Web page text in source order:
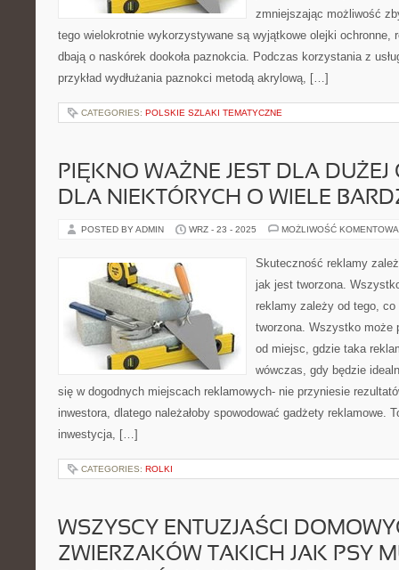
zmniejszając możliwość
tego wielokrotnie wykorzystywane są wyjątkowe olejki ochronne,
dbają o naskórek dookoła paznokcia. Podczas korzystania z
przykład wydłużania paznokci metodą akrylową, […]
CATEGORIES: POLSKIE SZLAKI TEMATYCZNE
PIĘKNO WAŻNE JEST DLA DUŻEJ
DLA NIEKTÓRYCH O WIELE
POSTED BY ADMIN WRZ - 23 - 2025 MOŻLIWOŚĆ
Skuteczność reklamy
jak jest tworzona.
reklamy zależy od tego,
tworzona. Wszystko może
od miejsc, gdzie taka
wówczas, gdy będzie
się w dogodnych miejscach reklamowych- nie przyniesie
inwestora, dlatego należałoby spowodować gadżety reklamowe.
inwestycja, […]
CATEGORIES: ROLKI
WSZYSCY ENTUZJAŚCI
ZWIERZAKÓW TAKICH JAK PSY